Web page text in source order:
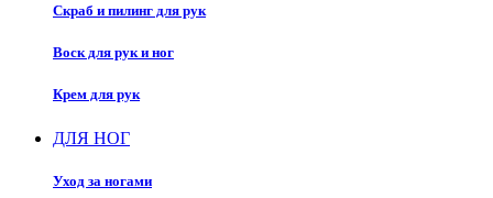
Скраб и пилинг для рук
Воск для рук и ног
Крем для рук
ДЛЯ НОГ
Уход за ногами